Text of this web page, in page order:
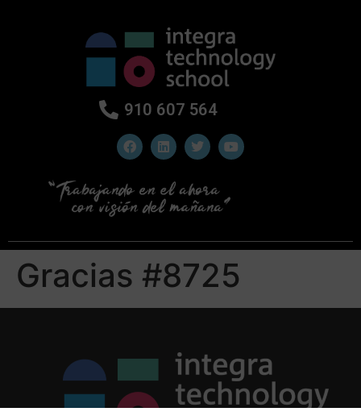
910 607 564
Gracias #8725